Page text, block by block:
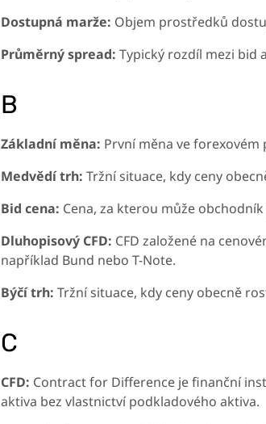
Dostupná marže: Objem prostředků
Průměrný spread: Typický rozdíl mezi bid
B
Základní měna: První měna ve forexovém
Medvědí trh: Tržní situace, kdy ceny
Bid cena: Cena, za kterou může
Dluhopisový CFD: CFD založené na
například Bund nebo T-Note.
Býčí trh: Tržní situace, kdy ceny obecně
C
CFD: Contract for Difference je finanční
aktiva bez vlastnictví podkladového aktiva.